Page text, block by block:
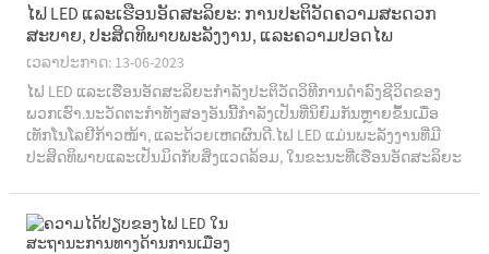
ໄຟ LED ແລະເຮືອນອັດສະລິຍະ: ການປະຕິວັດຄວາມສະດວກ
ສະບາຍ, ປະສິດທິພາບພະລັງງານ, ແລະຄວາມປອດໄພ
ເວລາປະກາດ: 13-06-2023
ໄຟ LED ແລະເຮືອນອັດສະລິຍະກໍາລັງປະຕິວັດວິທີການດໍາລົງຊີວິດຂອງ
ພວກເຮົາ.ນະວັດຕະກໍາທັງສອງອັນນີ້ກຳລັງເປັນທີ່ນິຍົມກັນຫຼາຍຂຶ້ນເມື່ອ
ເທັກໂນໂລຢີກ້າວໜ້າ, ແລະດ້ວຍເຫດຜົນດີ.ໄຟ LED ແມ່ນພະລັງງານທີ່ມີ
ປະສິດທິພາບແລະເປັນມິດກັບສິ່ງແວດລ້ອມ, ໃນຂະນະທີ່ເຮືອນອັດສະລິຍະ